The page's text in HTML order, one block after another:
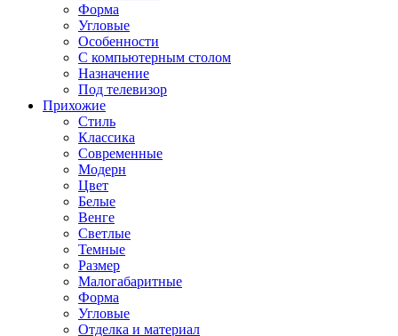
Форма
Угловые
Особенности
С компьютерным столом
Назначение
Под телевизор
Прихожие
Стиль
Классика
Современные
Модерн
Цвет
Белые
Венге
Светлые
Темные
Размер
Малогабаритные
Форма
Угловые
Отделка и материал